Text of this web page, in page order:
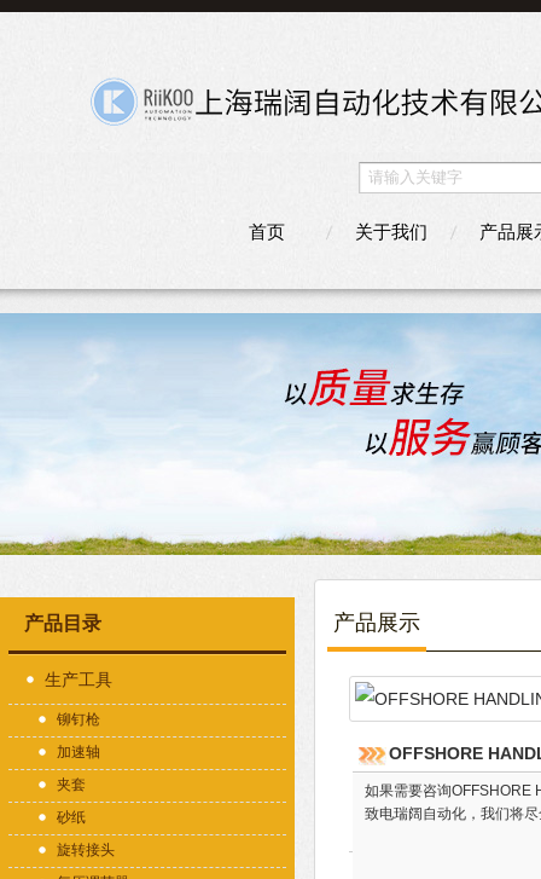
首页 关于我们 产品展
产品目录
生产工具
铆钉枪
加速轴
夹套
砂纸
旋转接头
产品展示
OFFSHORE
如果需要咨询OFFSHORE
致电瑞阔自动化，我们将